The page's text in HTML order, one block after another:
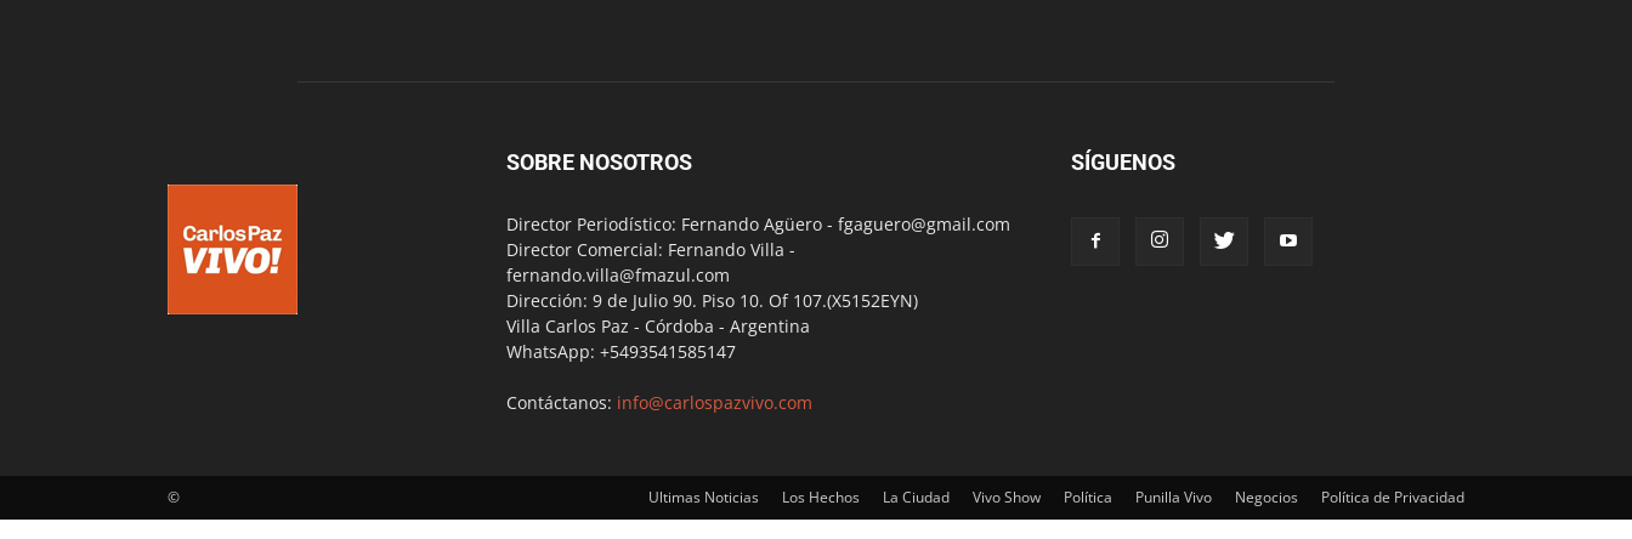
SOBRE NOSOTROS
Director Periodístico: Fernando Agüero - fgaguero@gmail.com
Director Comercial: Fernando Villa -
fernando.villa@fmazul.com
Dirección: 9 de Julio 90. Piso 10. Of 107.(X5152EYN)
Villa Carlos Paz - Córdoba - Argentina
WhatsApp: +5493541585147
Contáctanos: info@carlospazvivo.com
SÍGUENOS
Ultimas Noticias Los Hechos La Ciudad Vivo Show Política Punilla Vivo Negocios Política de Privacidad
©